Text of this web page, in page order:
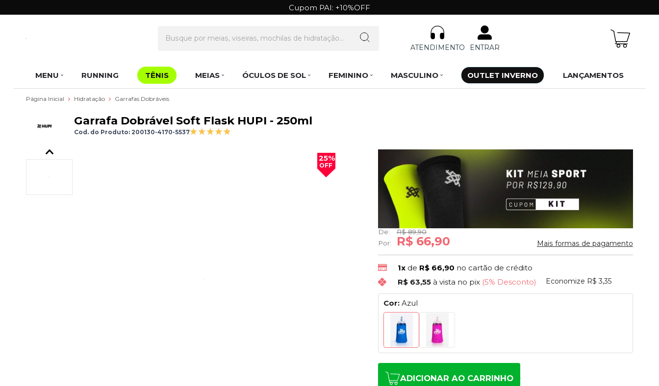
Cupom PAI: +10%OFF
ATENDIMENTO ENTRAR
MENU RUNNING TÊNIS MEIAS ÓCULOS DE SOL FEMININO MASCULINO OUTLET INVERNO LANÇAMENTOS
Página Inicial Hidratação Garrafas Dobráveis
Garrafa Dobrável Soft Flask HUPI - 250ml
Cod. do Produto: 200130-4170-5537
25%
OFF
De:
R$ 89,90
Por:
R$ 66,90 Mais formas de pagamento
1x de R$ 66,90 no cartão de crédito
R$ 63,55 à vista no pix (5% Desconto) Economize R$ 3,35
Cor:Azul
ADICIONAR AO CARRINHO